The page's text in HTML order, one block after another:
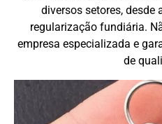
diversos setores, desde
regularização fundiária.
empresa especializada e
de